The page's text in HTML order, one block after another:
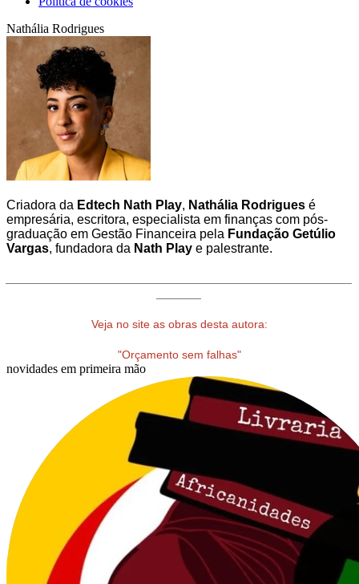
Nathália Rodrigues
Criadora da Edtech Nath Play, Nathália Rodrigues é
empresária, escritora, especialista em finanças com pós-
graduação em Gestão Financeira pela Fundação Getúlio
Vargas, fundadora da Nath Play e palestrante.
Veja no site as obras desta autora:
"Orçamento sem falhas"
novidades em primeira mão